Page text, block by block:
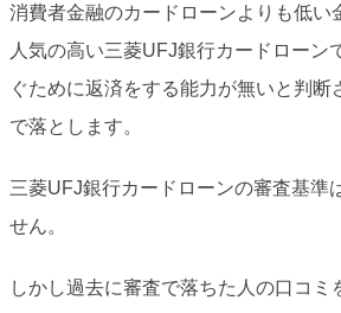
消費者金融のカードローンよりも低い
人気の高い三菱UFJ銀行カードローン
ぐために返済をする能力が無いと判断
で落とします。
三菱UFJ銀行カードローンの審査基準
せん。
しかし過去に審査で落ちた人の口コミ